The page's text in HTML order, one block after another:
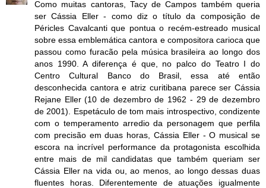
Como muitas cantoras, Tacy de Campos também queria
ser Cássia Eller - como diz o título da composição de
Péricles Cavalcanti que pontua o recém-estreado musical
sobre essa emblemática cantora e compositora carioca que
passou como furacão pela música brasileira ao longo dos
anos 1990. A diferença é que, no palco do Teatro I do
Centro Cultural Banco do Brasil, essa até então
desconhecida cantora e atriz curitibana parece ser Cássia
Rejane Eller (10 de dezembro de 1962 - 29 de dezembro
de 2001). Espetáculo de tom mais introspectivo, condizente
com o temperamento arredio da personagem que perfila
com precisão em duas horas, Cássia Eller - O musical se
escora na incrível performance da protagonista escolhida
entre mais de mil candidatas que também queriam ser
Cássia Eller na vida ou, ao menos, ao longo dessas duas
fluentes horas. Diferentemente de atuações igualmente